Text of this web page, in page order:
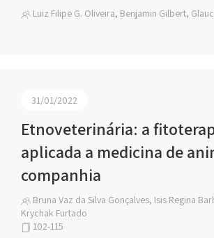
Luiz Filipe G. Oliveira, Benjamin Gilbert,
31/01/2022
Etnoveterinária: a
aplicada a medicina de
companhia
Bruna Vaz da Silva Gonçalves, Isis Regina
Krychak Furtado
102-115